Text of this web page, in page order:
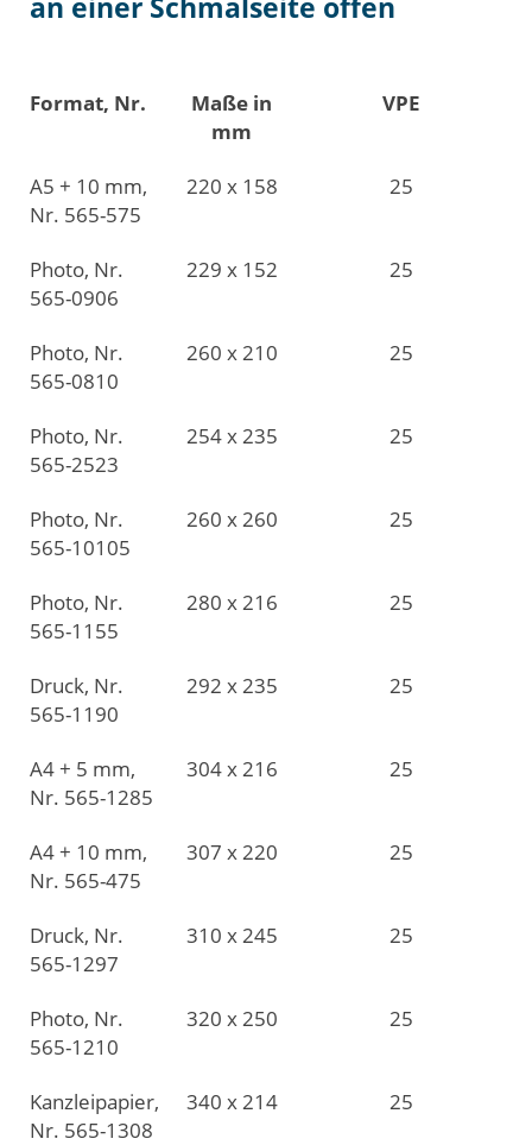
Format, Nr.
Maße in
mm
VPE
A5 + 10 mm,
Nr. 565-575
220 x 158 25
Photo, Nr.
565-0906
229 x 152 25
Photo, Nr.
565-0810
260 x 210 25
Photo, Nr.
565-2523
254 x 235 25
Photo, Nr.
565-10105
260 x 260 25
Photo, Nr.
565-1155
280 x 216 25
Druck, Nr.
565-1190
292 x 235 25
A4 + 5 mm,
Nr. 565-1285
304 x 216 25
A4 + 10 mm,
Nr. 565-475
307 x 220 25
Druck, Nr.
565-1297
310 x 245 25
Photo, Nr.
565-1210
320 x 250 25
Kanzleipapier,
Nr. 565-1308
340 x 214 25